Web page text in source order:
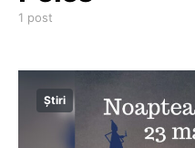
1 post
Știri